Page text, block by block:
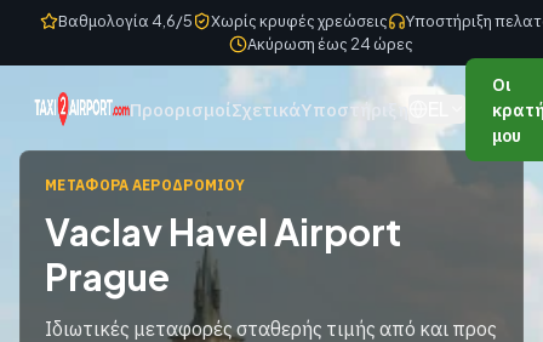
Skip to content
Βαθμολογία 4,6/5 Χωρίς κρυφές χρεώσεις
Υποστήριξη
Ακύρωση έως 24 ώρες
ΠροορισμοίΣχετικάΥποστήριξη
Οι
μου
ΜΕΤΑΦΟΡΆ ΑΕΡΟΔΡΟΜΊΟΥ
Vaclav Havel Airport
Prague
Ιδιωτικές μεταφορές σταθερής τιμής από και προς